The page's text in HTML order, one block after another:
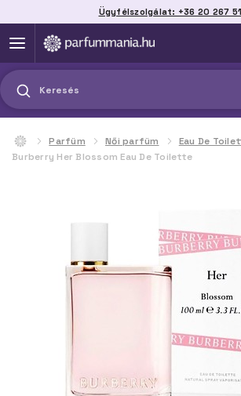
Ügyfélszolgálat: +36 20 267
Keresés
Parfüm Női parfüm Eau De
Burberry Her Blossom Eau De Toilette